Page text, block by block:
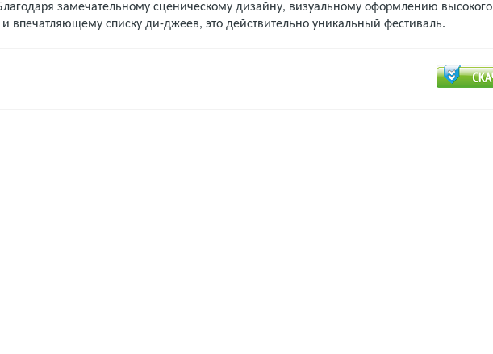
замечательному сценическому дизайну, визуальному оформлению высокого
и впечатляющему списку ди-джеев, это действительно уникальный фестиваль.